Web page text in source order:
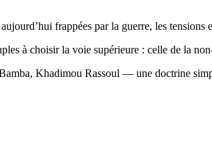
frappées par la guerre, les tensions
à choisir la voie supérieure : celle de la
Khadimou Rassoul — une doctrine